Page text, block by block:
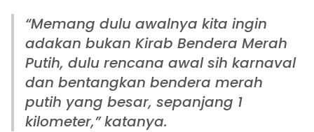
“Memang dulu awalnya kita ingin
adakan bukan Kirab Bendera Merah
Putih, dulu rencana awal sih karnaval
dan bentangkan bendera merah
putih yang besar, sepanjang 1
kilometer,” katanya.